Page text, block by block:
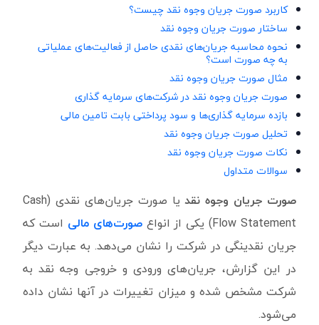
کاربرد صورت جریان وجوه نقد چیست؟
ساختار صورت جریان وجوه نقد
نحوه محاسبه جریان‌های نقدی حاصل از فعالیت‌های عملیاتی
به چه صورت است؟
مثال صورت جریان وجوه نقد
صورت جریان وجوه نقد در شرکت‌های سرمایه گذاری
بازده سرمایه گذاری‌ها و سود پرداختی بابت تامین مالی
تحلیل صورت جریان وجوه نقد
نکات صورت جریان وجوه نقد
سوالات متداول
صورت جریان وجوه نقد
یا صورت جریان‌های نقدی (Cash
Flow Statement) یکی از انواعصورت‌های مالی است که
جریان نقدینگی در شرکت را نشان می‌دهد. به عبارت دیگر
در این گزارش، جریان‌های ورودی و خروجی وجه نقد به
شرکت مشخص شده و میزان تغییرات در آنها نشان داده
می‌شود.